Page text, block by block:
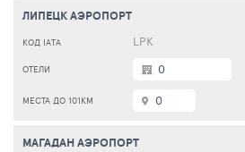
ЛИПЕЦК АЭРОПОРТ
LPK
0
0
МАГАДАН АЭРОПОРТ